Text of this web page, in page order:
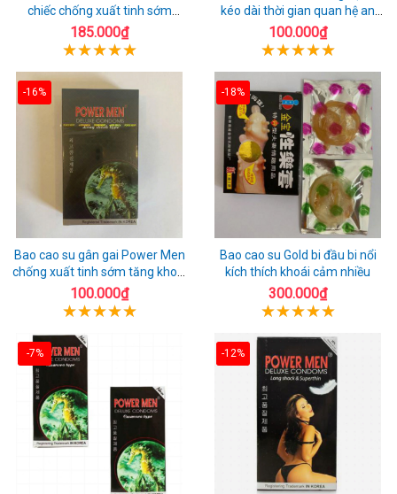
chiếc chống xuất tinh sớm
chuẩn Thái Lan
185.000₫
kéo dài thời gian quan hệ an
toàn
100.000₫
-16%
Bao cao su gân gai Power Men
chống xuất tinh sớm tăng khoái
cảm
100.000₫
-18%
Bao cao su Gold bi đầu bi nổi
kích thích khoái cảm nhiều
300.000₫
-7% -12%